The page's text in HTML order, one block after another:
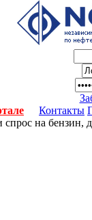
Контакты
на бензин,